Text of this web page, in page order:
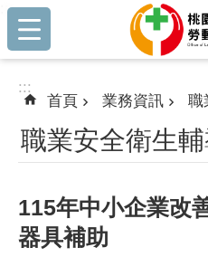
跳到主要內容區塊
:::
:::
首頁 業務資訊 職
職業安全衛生
115年中小企業改
器具補助